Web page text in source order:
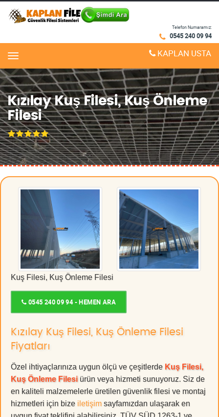
Telefon Numaramız:
0545 240 09 94
Menu KAPLAN USTA
Kızılay Kuş Filesi, Kuş Önleme
Filesi
Kuş Filesi, Kuş Önleme Filesi
0545 240 09 94 - HEMEN ARA
Kızılay Kuş Filesi, Kuş Önleme Filesi
Fiyatları
Özel ihtiyaçlarınıza uygun ölçü ve çeşitlerde Kuş Filesi,
Kuş Önleme Filesi ürün veya hizmeti sunuyoruz. Siz de
en kaliteli malzemelerle üretilen güvenlik filesi ve montaj
hizmetleri için bize iletişim sayfamızdan ulaşarak en